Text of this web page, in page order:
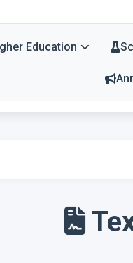
Education